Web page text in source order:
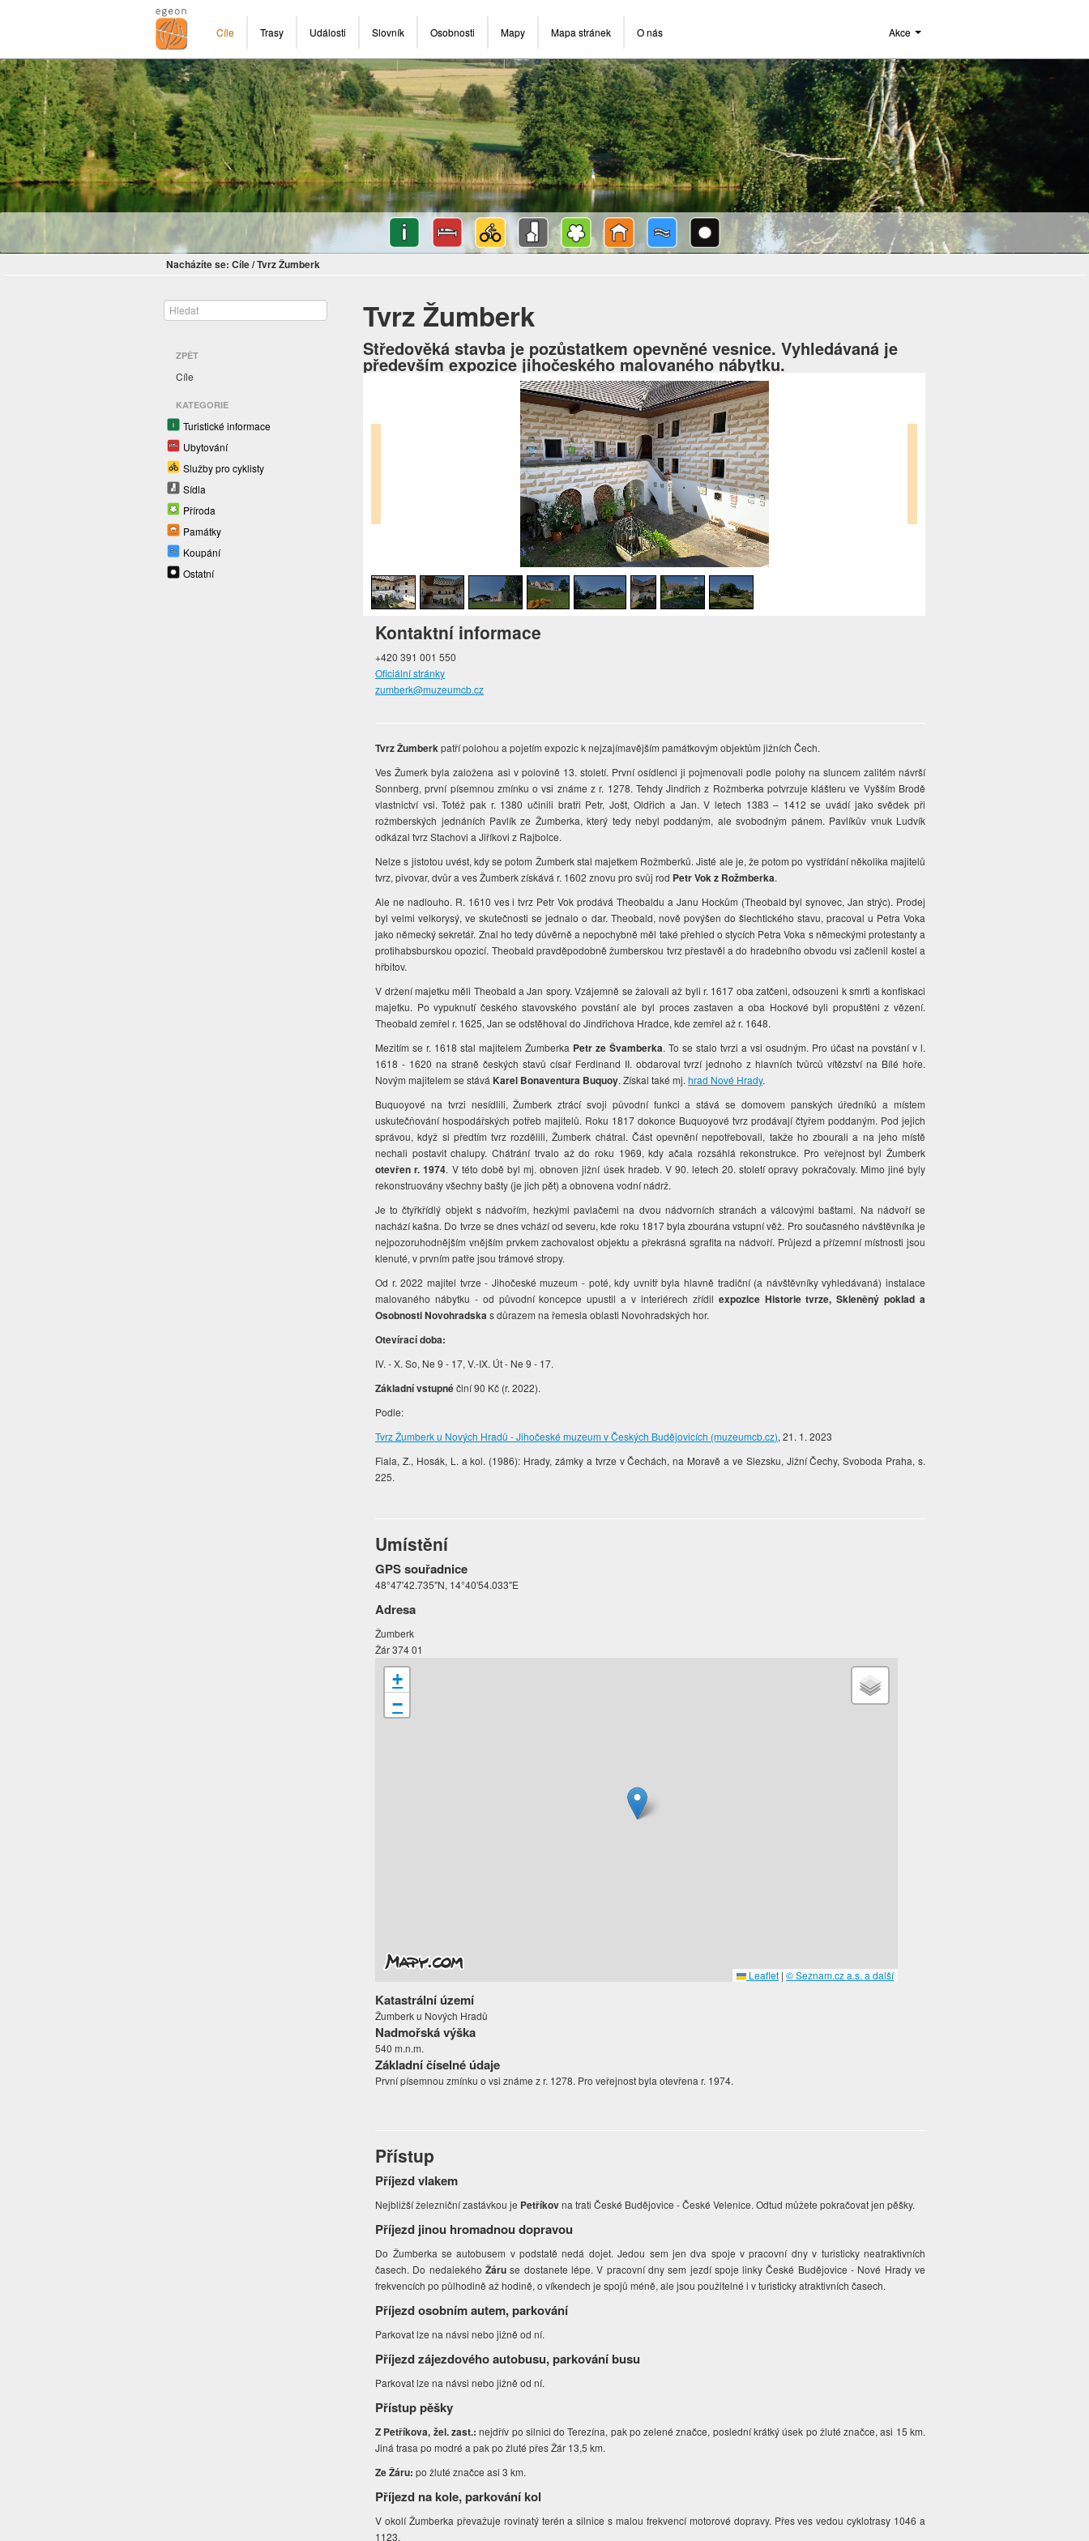
Cíle Trasy Události Slovník Osobnosti Mapy Mapa stránek O nás Akce
Nacházíte se: Cíle/Tvrz Žumberk
ZPĚT
Cíle
KATEGORIE
Turistické informace
Ubytování
Služby pro cyklisty
Sídla
Příroda
Památky
Koupání
Ostatní
Tvrz Žumberk
Středověká stavba je pozůstatkem opevněné vesnice. Vyhledávaná je
především expozice jihočeského malovaného nábytku.
Kontaktní informace
+420 391 001 550
Oficiální stránky
zumberk@muzeumcb.cz
Tvrz Žumberkpatří polohou a pojetím expozic k nejzajímavějším památkovým objektům jižních Čech.
Ves Žumerk byla založena asi v polovině 13. století. První osídlenci ji pojmenovali podle polohy na sluncem zalitém návrší
Sonnberg, první písemnou zmínku o vsi známe z r. 1278. Tehdy Jindřich z Rožmberka potvrzuje klášteru ve Vyšším Brodě
vlastnictví vsi. Totéž pak r. 1380 učinili bratři Petr, Jošt, Oldřich a Jan. V letech 1383 – 1412 se uvádí jako svědek při
rožmberských jednáních Pavlík ze Žumberka, který tedy nebyl poddaným, ale svobodným pánem. Pavlíkův vnuk Ludvík
odkázal tvrz Stachovi a Jiříkovi z Rajbolce.
Nelze s jistotou uvést, kdy se potom Žumberk stal majetkem Rožmberků. Jisté ale je, že potom po vystřídání několika majitelů
tvrz, pivovar, dvůr a ves Žumberk získává r. 1602 znovu pro svůj rod Petr Vok z Rožmberka.
Ale ne nadlouho. R. 1610 ves i tvrz Petr Vok prodává Theobaldu a Janu Hockům (Theobald byl synovec, Jan strýc). Prodej
byl velmi velkorysý, ve skutečnosti se jednalo o dar. Theobald, nově povýšen do šlechtického stavu, pracoval u Petra Voka
jako německý sekretář. Znal ho tedy důvěrně a nepochybně měl také přehled o stycích Petra Voka s německými protestanty a
protihabsburskou opozicí. Theobald pravděpodobně žumberskou tvrz přestavěl a do hradebního obvodu vsi začlenil kostel a
hřbitov.
V držení majetku měli Theobald a Jan spory. Vzájemně se žalovali až byli r. 1617 oba zatčeni, odsouzeni k smrti a konfiskaci
majetku. Po vypuknutí českého stavovského povstání ale byl proces zastaven a oba Hockové byli propuštěni z vězení.
Theobald zemřel r. 1625, Jan se odstěhoval do Jindřichova Hradce, kde zemřel až r. 1648.
Mezitím se r. 1618 stal majitelem Žumberka Petr ze Švamberka. To se stalo tvrzi a vsi osudným. Pro účast na povstání v l.
1618 - 1620 na straně českých stavů císař Ferdinand II. obdaroval tvrzí jednoho z hlavních tvůrců vítězství na Bílé hoře.
Novým majitelem se stává Karel Bonaventura Buquoy. Získal také mj.hrad Nové Hrady.
Buquoyové na tvrzi nesídlili, Žumberk ztrácí svoji původní funkci a stává se domovem panských úředníků a místem
uskutečňování hospodářských potřeb majitelů. Roku 1817 dokonce Buquoyové tvrz prodávají čtyřem poddaným. Pod jejich
správou, když si předtím tvrz rozdělili, Žumberk chátral. Část opevnění nepotřebovali, takže ho zbourali a na jeho místě
nechali postavit chalupy. Chátrání trvalo až do roku 1969, kdy ačala rozsáhlá rekonstrukce. Pro veřejnost byl Žumberk
otevřen r. 1974. V této době byl mj. obnoven jižní úsek hradeb. V 90. letech 20. století opravy pokračovaly. Mimo jiné byly
rekonstruovány všechny bašty (je jich pět) a obnovena vodní nádrž.
Je to čtyřkřídlý objekt s nádvořím, hezkými pavlačemi na dvou nádvorních stranách a válcovými baštami. Na nádvoří se
nachází kašna. Do tvrze se dnes vchází od severu, kde roku 1817 byla zbourána vstupní věž. Pro současného návštěvníka je
nejpozoruhodnějším vnějším prvkem zachovalost objektu a překrásná sgrafita na nádvoří. Průjezd a přízemní místnosti jsou
klenuté, v prvním patře jsou trámové stropy.
Od r. 2022 majitel tvrze - Jihočeské muzeum - poté, kdy uvnitř byla hlavně tradiční (a návštěvníky vyhledávaná) instalace
malovaného nábytku - od původní koncepce upustil a v interiérech zřídil expozice Historie tvrze, Skleněný poklad a
Osobnosti Novohradskas důrazem na řemesla oblasti Novohradských hor.
Otevírací doba:
IV. - X. So, Ne 9 - 17, V.-IX. Út - Ne 9 - 17.
Základní vstupnéčiní 90 Kč (r. 2022).
Podle:
Tvrz Žumberk u Nových Hradů - Jihočeské muzeum v Českých Budějovicích (muzeumcb.cz), 21. 1. 2023
Fiala, Z., Hosák, L. a kol. (1986): Hrady, zámky a tvrze v Čechách, na Moravě a ve Slezsku, Jižní Čechy, Svoboda Praha, s.
225.
Umístění
GPS souřadnice
48°47'42.735"N, 14°40'54.033"E
Adresa
Žumberk
Žár 374 01
+
−
Leaflet | © Seznam.cz a.s. a další
Katastrální území
Žumberk u Nových Hradů
Nadmořská výška
540 m.n.m.
Základní číselné údaje
První písemnou zmínku o vsi známe z r. 1278. Pro veřejnost byla otevřena r. 1974.
Přístup
Příjezd vlakem
Nejbližší železniční zastávkou je Petříkovna trati České Budějovice - České Velenice. Odtud můžete pokračovat jen pěšky.
Příjezd jinou hromadnou dopravou
Do Žumberka se autobusem v podstatě nedá dojet. Jedou sem jen dva spoje v pracovní dny v turisticky neatraktivních
časech. Do nedalekéhoŽáru se dostanete lépe. V pracovní dny sem jezdí spoje linky České Budějovice - Nové Hrady ve
frekvencích po půlhodině až hodině, o víkendech je spojů méně, ale jsou použitelné i v turisticky atraktivních časech.
Příjezd osobním autem, parkování
Parkovat lze na návsi nebo jižně od ní.
Příjezd zájezdového autobusu, parkování busu
Parkovat lze na návsi nebo jižně od ní.
Přístup pěšky
Z Petříkova, žel. zast.: nejdřív po silnici do Terezína, pak po zelené značce, poslední krátký úsek po žluté značce, asi 15 km.
Jiná trasa po modré a pak po žluté přes Žár 13,5 km.
Ze Žáru: po žluté značce asi 3 km.
Příjezd na kole, parkování kol
V okolí Žumberka převažuje rovinatý terén a silnice s malou frekvencí motorové dopravy. Přes ves vedou cyklotrasy 1046 a
1123.